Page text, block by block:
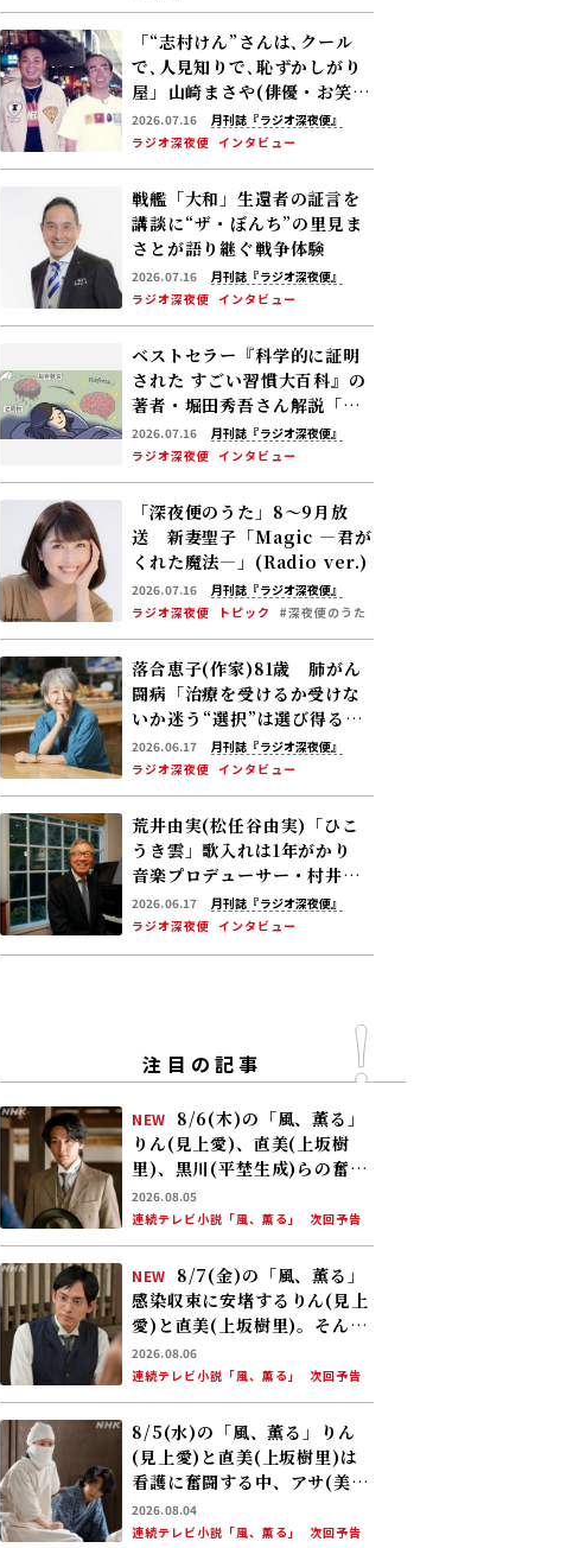
「“志村けん”さんは､クール
で､人見知りで､恥ずかしがり
屋」――山崎まさや(俳優・お笑い
芸人)が付き人として過ごした
5年の日々を語る
2026.07.16
月刊誌『ラジオ深夜便』
ラジオ深夜便 インタビュー
戦艦「大和」生還者の証言を
講談に――“ザ・ぼんち”の里見ま
さとが語り継ぐ戦争体験
2026.07.16
月刊誌『ラジオ深夜便』
ラジオ深夜便 インタビュー
ベストセラー『科学的に証明
された すごい習慣大百科』の
著者・堀田秀吾さん解説「睡
眠で脳の“ごみ”を洗い流す」――
認知症リスクを下げる休養の
新常識
2026.07.16
月刊誌『ラジオ深夜便』
ラジオ深夜便 インタビュー
「深夜便のうた」8～9月放
送 新妻聖子「Magic ―君が
くれた魔法―」(Radio ver.)
2026.07.16
月刊誌『ラジオ深夜便』
ラジオ深夜便
トピック #深夜便のうた
落合恵子(作家)81歳 肺がん
闘病「治療を受けるか受けな
いか迷う――“選択”は選び得るも
のがあって初めてできる」
2026.06.17
月刊誌『ラジオ深夜便』
ラジオ深夜便 インタビュー
荒井由実(松任谷由実)「ひこ
うき雲」歌入れは1年がかり
音楽プロデューサー・村井邦
彦が語る“ユーミン､YMO 誕
生秘話”
2026.06.17
月刊誌『ラジオ深夜便』
ラジオ深夜便 インタビュー
注目の記事
NEW
8/6(木)の「風、薫る」
りん(見上愛)、直美(上坂樹
里)、黒川(平埜生成)らの奮闘
に、村人たちも理解を示し始
める。しかし、アサ(美山加
恋)の容体はなかなか改善せ
ず……
2026.08.05
連続テレビ小説「風、薫る」
次回予告
NEW
8/7(金)の「風、薫る」
感染収束に安堵するりん(見上
愛)と直美(上坂樹里)。そんな
中、黒川(平埜生成)がりんに
ある提案をする
2026.08.06
連続テレビ小説「風、薫る」
次回予告
8/5(水)の「風、薫る」りん
(見上愛)と直美(上坂樹里)は
看護に奮闘する中、アサ(美山
加恋)の夫・太助(板橋駿谷)が
避病院にやってくる
2026.08.04
連続テレビ小説「風、薫る」
次回予告